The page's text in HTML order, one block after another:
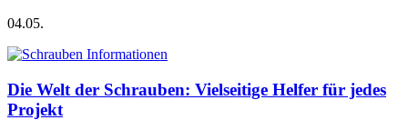
04.05.
Die Welt der Schrauben: Vielseitige Helfer für jedes
Projekt